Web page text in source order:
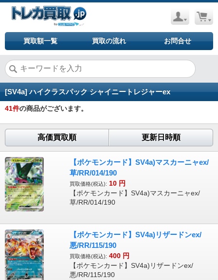
買取額一覧 買取の流れ お問合せ
[SV4a] ハイクラスパック シャイニートレジャーex
41件の商品がございます。
高価買取順 更新日時順
【ポケモンカード】SV4a)マスカーニャex/
草/RR/014/190
買取価格(税込): 10 円
【ポケモンカード】SV4a)マスカーニャex/
草/RR/014/190
【ポケモンカード】SV4a)リザードンex/
悪/RR/115/190
買取価格(税込): 400 円
【ポケモンカード】SV4a)リザードンex/
悪/RR/115/190